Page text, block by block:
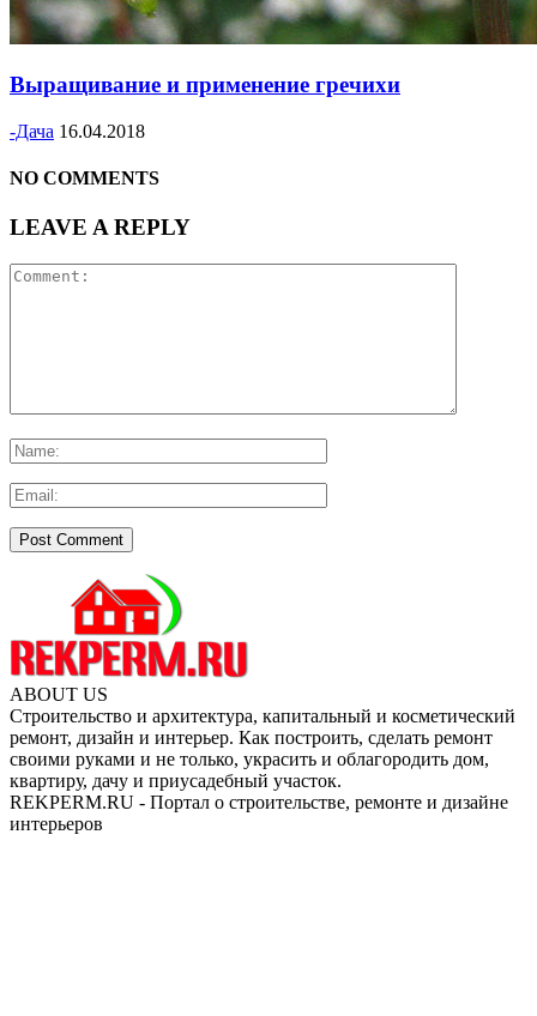
Выращивание и применение гречихи
-Дача 16.04.2018
NO COMMENTS
LEAVE A REPLY
ABOUT US
Строительство и архитектура, капитальный и косметический
ремонт, дизайн и интерьер. Как построить, сделать ремонт
своими руками и не только, украсить и облагородить дом,
квартиру, дачу и приусадебный участок.
REKPERM.RU - Портал о строительстве, ремонте и дизайне
интерьеров